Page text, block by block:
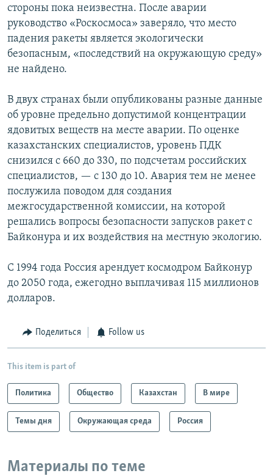
стороны пока неизвестна. После аварии
руководство «Роскосмоса» заверяло, что место
падения ракеты является экологически
безопасным, «последствий на окружающую среду»
не найдено.
В двух странах были опубликованы разные данные
об уровне предельно допустимой концентрации
ядовитых веществ на месте аварии. По оценке
казахстанских специалистов, уровень ПДК
снизился с 660 до 330, по подсчетам российских
специалистов, — с 130 до 10. Авария тем не менее
послужила поводом для создания
межгосударственной комиссии, на которой
решались вопросы безопасности запусков ракет с
Байконура и их воздействия на местную экологию.
С 1994 года Россия арендует космодром Байконур
до 2050 года, ежегодно выплачивая 115 миллионов
долларов.
Поделиться Follow us
This item is part of
Политика Общество Казахстан В мире
Темы дня Окружающая среда Россия
Материалы по теме